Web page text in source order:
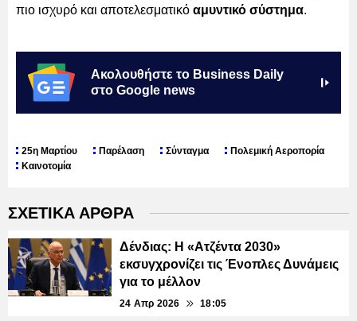
πιο ισχυρό και αποτελεσματικό αμυντικό σύστημα.
Ακολουθήστε το Business Daily
στο Google news
25η Μαρτίου Παρέλαση Σύνταγμα
Πολεμική Αεροπορία
Καινοτομία
ΣΧΕΤΙΚΑ ΑΡΘΡΑ
Δένδιας: Η «Ατζέντα 2030»
εκσυγχρονίζει τις Ένοπλες Δυνάμεις
για το μέλλον
24 Απρ 2026 18:05